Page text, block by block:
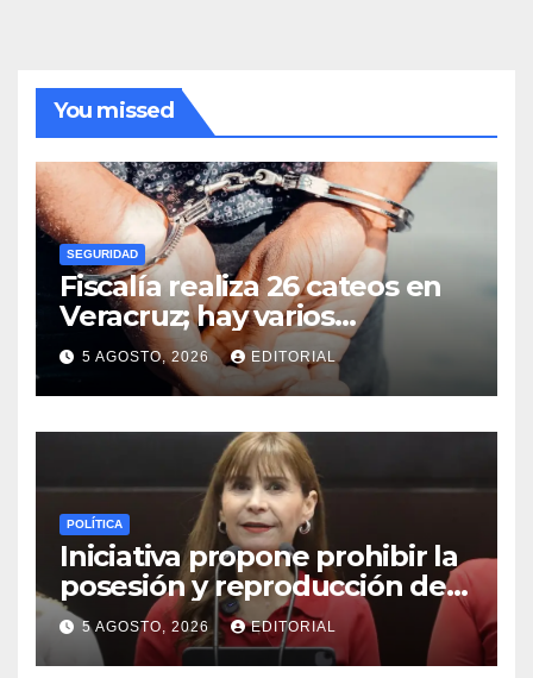
You missed
SEGURIDAD
Fiscalía realiza 26 cateos en
Veracruz; hay varios
detenidos
5 AGOSTO, 2026 EDITORIAL
POLÍTICA
Iniciativa propone prohibir la
posesión y reproducción de
fauna silvestre como
mascotas para su
5 AGOSTO, 2026 EDITORIAL